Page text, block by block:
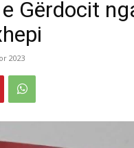
Gërdocit
2023